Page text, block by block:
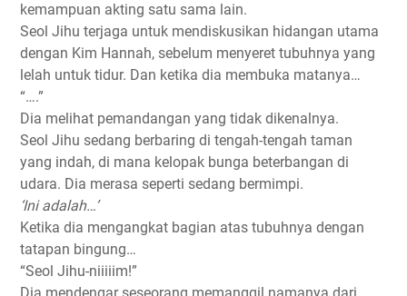
kemampuan akting satu sama lain.
Seol Jihu terjaga untuk mendiskusikan hidangan utama
dengan Kim Hannah, sebelum menyeret tubuhnya yang
lelah untuk tidur. Dan ketika dia membuka matanya…
“….”
Dia melihat pemandangan yang tidak dikenalnya.
Seol Jihu sedang berbaring di tengah-tengah taman
yang indah, di mana kelopak bunga beterbangan di
udara. Dia merasa seperti sedang bermimpi.
‘Ini adalah…’
Ketika dia mengangkat bagian atas tubuhnya dengan
tatapan bingung…
“Seol Jihu-niiiiim!”